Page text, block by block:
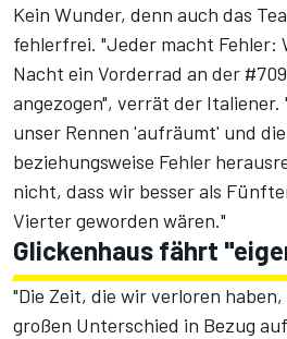
Kein Wunder, denn auch das
fehlerfrei. "Jeder macht Fehler:
Nacht ein Vorderrad an der
angezogen", verrät der Italiener.
unser Rennen 'aufräumt' und
beziehungsweise Fehler
nicht, dass wir besser als
Vierter geworden wären."
Glickenhaus fährt
"Die Zeit, die wir verloren
großen Unterschied in Bezug